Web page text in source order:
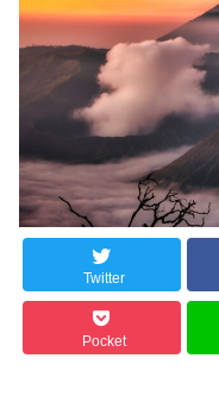
Twitter
Pocket